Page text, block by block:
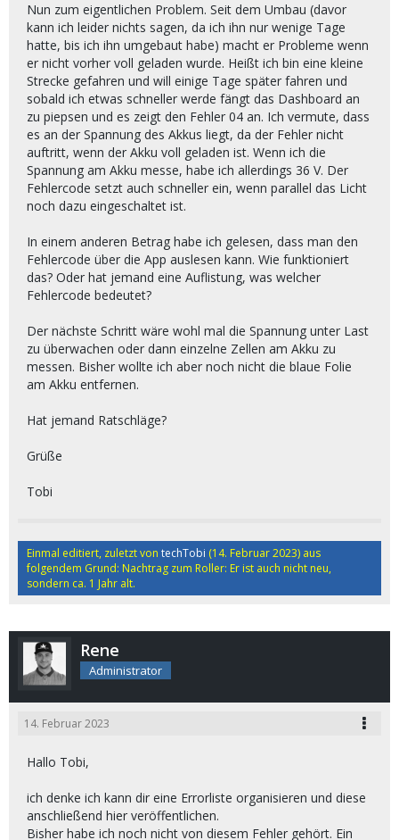
Nun zum eigentlichen Problem. Seit dem Umbau (davor
kann ich leider nichts sagen, da ich ihn nur wenige Tage
hatte, bis ich ihn umgebaut habe) macht er Probleme wenn
er nicht vorher voll geladen wurde. Heißt ich bin eine kleine
Strecke gefahren und will einige Tage später fahren und
sobald ich etwas schneller werde fängt das Dashboard an
zu piepsen und es zeigt den Fehler 04 an. Ich vermute, dass
es an der Spannung des Akkus liegt, da der Fehler nicht
auftritt, wenn der Akku voll geladen ist. Wenn ich die
Spannung am Akku messe, habe ich allerdings 36 V. Der
Fehlercode setzt auch schneller ein, wenn parallel das Licht
noch dazu eingeschaltet ist.
In einem anderen Betrag habe ich gelesen, dass man den
Fehlercode über die App auslesen kann. Wie funktioniert
das? Oder hat jemand eine Auflistung, was welcher
Fehlercode bedeutet?
Der nächste Schritt wäre wohl mal die Spannung unter Last
zu überwachen oder dann einzelne Zellen am Akku zu
messen. Bisher wollte ich aber noch nicht die blaue Folie
am Akku entfernen.
Hat jemand Ratschläge?
Grüße
Tobi
Einmal editiert, zuletzt von techTobi (14. Februar 2023) aus
folgendem Grund: Nachtrag zum Roller: Er ist auch nicht neu,
sondern ca. 1 Jahr alt.
Rene
Administrator
14. Februar 2023
Hallo Tobi,
ich denke ich kann dir eine Errorliste organisieren und diese
anschließend hier veröffentlichen.
Bisher habe ich noch nicht von diesem Fehler gehört. Ein